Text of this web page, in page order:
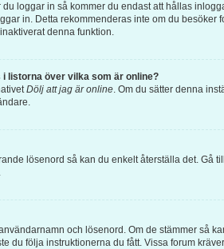
loggar in så kommer du endast att hållas
in. Detta rekommenderas inte om du besöker
denna funktion.
listorna över vilka som är online?
Dölj att jag är online. Om du sätter denna
lösenord så kan du enkelt återställa det. Gå
och lösenord. Om de stämmer så
du följa instruktionerna du fått. Vissa forum